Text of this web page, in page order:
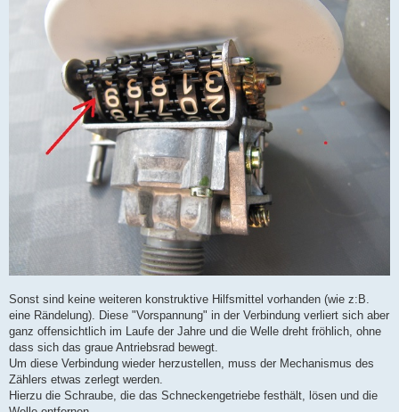
Sonst sind keine weiteren konstruktive Hilfsmittel vorhanden (wie z:B.
eine Rändelung). Diese "Vorspannung" in der Verbindung verliert sich aber
ganz offensichtlich im Laufe der Jahre und die Welle dreht fröhlich, ohne
dass sich das graue Antriebsrad bewegt.
Um diese Verbindung wieder herzustellen, muss der Mechanismus des
Zählers etwas zerlegt werden.
Hierzu die Schraube, die das Schneckengetriebe festhält, lösen und die